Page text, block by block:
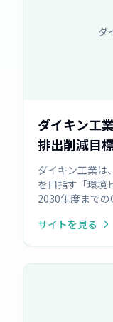
ダ
ダイキン工
排出削減目
ダイキン工業は
を目指す「環境
2030年度まで
表。Scope1+2
サイトを見る